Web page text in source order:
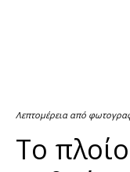
Λεπτομέρεια από
Το